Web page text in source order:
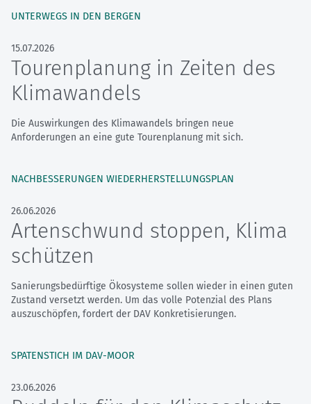
UNTERWEGS IN DEN BERGEN
15.07.2026
Tourenplanung in Zeiten des
Klimawandels
Die Auswirkungen des Klimawandels bringen neue
Anforderungen an eine gute Tourenplanung mit sich.
NACHBESSERUNGEN WIEDERHERSTELLUNGSPLAN
26.06.2026
Artenschwund stoppen, Klima
schützen
Sanierungsbedürftige Ökosysteme sollen wieder in einen guten
Zustand versetzt werden. Um das volle Potenzial des Plans
auszuschöpfen, fordert der DAV Konkretisierungen.
SPATENSTICH IM DAV-MOOR
23.06.2026